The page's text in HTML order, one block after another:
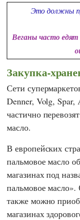
Это должны
Веганы часто
Закупка-
Сети
Denner, Volg,Spar,
частично
масло.
В европейских
пальмовое масло
магазинах под
пальмовое масло».
также можно
магазинах